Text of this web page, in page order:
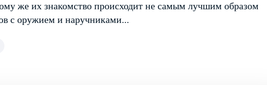
же их знакомство происходит не самым лучшим образом
с оружием и наручниками...